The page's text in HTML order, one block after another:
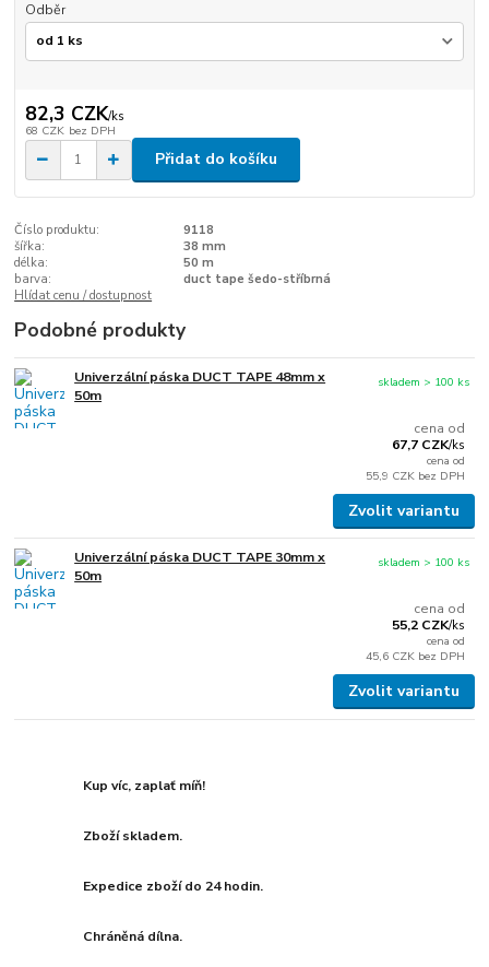
Odběr
82,3 CZK/ks
68 CZK bez DPH
Přidat do košíku
Číslo produktu:
9118
šířka:
38 mm
délka:
50 m
barva:
duct tape šedo-stříbrná
Hlídat cenu / dostupnost
Podobné produkty
Univerzální páska DUCT TAPE 48mm x
50m
cena od
67,7 CZK/ks
cena od
55,9 CZK bez DPH
skladem > 100 ks
Zvolit variantu
Univerzální páska DUCT TAPE 30mm x
50m
cena od
55,2 CZK/ks
cena od
45,6 CZK bez DPH
skladem > 100 ks
Zvolit variantu
Kup víc, zaplať míň!
Zboží skladem.
Expedice zboží do 24 hodin.
Chráněná dílna.